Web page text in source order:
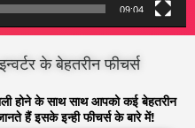
09:04
के बेहतरीन फीचर्स
होने के साथ साथ आपको कई बेहतरीन
हैं इसके इन्ही फीचर्स के बारे में!